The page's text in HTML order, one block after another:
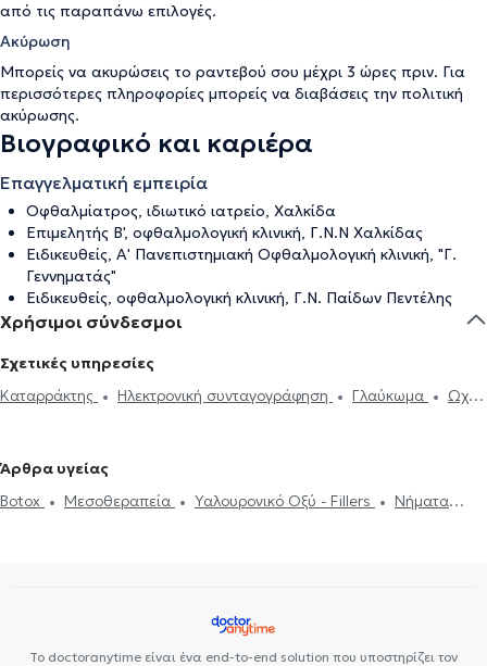
από τις παραπάνω επιλογές.
Ακύρωση
Μπορείς να ακυρώσεις το ραντεβού σου μέχρι 3 ώρες πριν. Για
περισσότερες πληροφορίες μπορείς να διαβάσεις την πολιτική
ακύρωσης.
Βιογραφικό και καριέρα
Επαγγελματική εμπειρία
Οφθαλμίατρος, ιδιωτικό ιατρείο, Χαλκίδα
Επιμελητής Β', οφθαλμολογική κλινική, Γ.Ν.Ν Χαλκίδας
Ειδικευθείς, Α' Πανεπιστημιακή Οφθαλμολογική κλινική, "Γ.
Γεννηματάς"
Ειδικευθείς, οφθαλμολογική κλινική, Γ.Ν. Παίδων Πεντέλης
Χρήσιμοι σύνδεσμοι
Σχετικές υπηρεσίες
Καταρράκτης
Ηλεκτρονική συνταγογράφηση Γλαύκωμα
Ωχρά
Χαλάζιο
Κερατόκωνος
υγείας για εργασία
Botox Μεσοθεραπεία
Υαλουρονικό Οξύ -
Άρθρα υγείας
Botox
Μεσοθεραπεία Υαλουρονικό Οξύ - Fillers
Νήματα
Το doctoranytime είναι ένα end-to-end solution που υποστηρίζει τον